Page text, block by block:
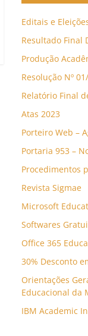
Editais e
Resultado Final
Produção
Resolução Nº
Relatório Final
Atas 2023
Porteiro Web –
Portaria 953 –
Procedimentos
Revista Sigmae
Microsoft
Softwares
Office 365
30% Desconto
Orientações
Educacional da
IBM Academic